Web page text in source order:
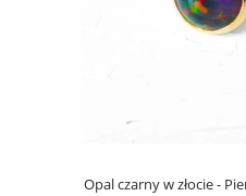
Opal czarny w złocie -